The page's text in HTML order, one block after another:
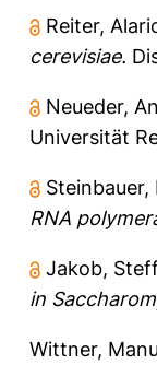
Reiter,
cerevisiae.
Neueder,
Universität
Steinbauer,
RNA
Jakob,
in
Wittner,